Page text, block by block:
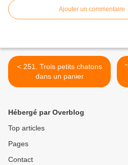
Ajouter un commentaire
< 251. Trois petits chatons
dans un panier
Hébergé par Overblog
Top articles
Pages
Contact